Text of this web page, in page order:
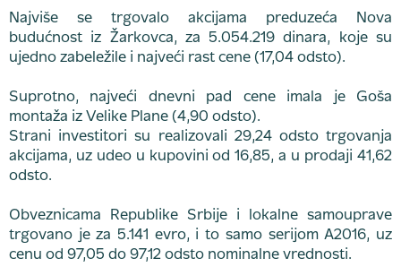
Najviše se trgovalo akcijama preduzeća Nova
budućnost iz Žarkovca, za 5.054.219 dinara, koje su
ujedno zabeležile i najveći rast cene (17,04 odsto).
Suprotno, najveći dnevni pad cene imala je Goša
montaža iz Velike Plane (4,90 odsto).
Strani investitori su realizovali 29,24 odsto trgovanja
akcijama, uz udeo u kupovini od 16,85, a u prodaji 41,62
odsto.
Obveznicama Republike Srbije i lokalne samouprave
trgovano je za 5.141 evro, i to samo serijom A2016, uz
cenu od 97,05 do 97,12 odsto nominalne vrednosti.